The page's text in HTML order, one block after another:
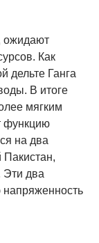
ожидают
Как
дельте Ганга
В итоге
мягким
функцию
на два
Эти два
напряженность